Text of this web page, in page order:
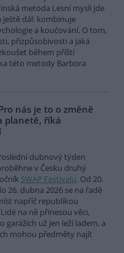
metoda Lesní mysli jde
dál: kombinuje
a koučování. O tom,
přizpůsobivosti a jaká
během příští
této metody Barbora
nás je to o změně
planetě, říká
dubnový týden
v Česku druhý
SWAP Festivalu. Od 20.
26. dubna 2026 se na řadě
napříč republikou
na ně přinesou věci,
už jen leží ladem, a
mohou předměty najít